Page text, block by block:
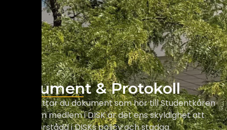
Dokument & Protokoll
Nedan hittar du dokument som hör till Studentkåren
DISK. Som medlem i DISK är det ens skyldighet att
vara införstådd i DISKs policy och stadga.